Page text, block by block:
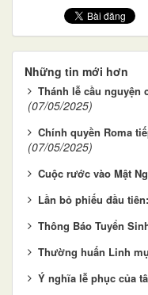
Những tin mới hơn
Thánh lễ cầu nguyện
(07/05/2025)
Chính quyền Roma
(07/05/2025)
Cuộc rước vào Mật
Lần bỏ phiếu đầu
Thông Báo Tuyển
Thường huấn Linh
Ý nghĩa lễ phục của